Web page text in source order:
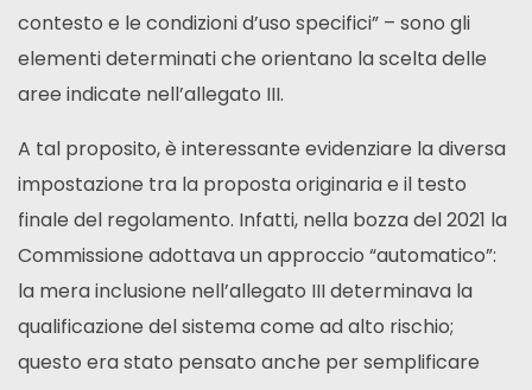
contesto e le condizioni d’uso specifici” – sono gli
elementi determinati che orientano la scelta delle
aree indicate nell’allegato III.
A tal proposito, è interessante evidenziare la diversa
impostazione tra la proposta originaria e il testo
finale del regolamento. Infatti, nella bozza del 2021 la
Commissione adottava un approccio “automatico”:
la mera inclusione nell’allegato III determinava la
qualificazione del sistema come ad alto rischio;
questo era stato pensato anche per semplificare